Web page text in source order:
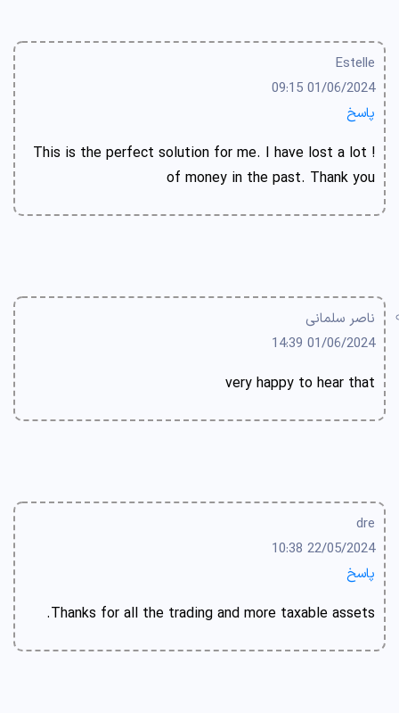
Estelle
01/06/2024 09:15
پاسخ
! This is the perfect solution for me. I have lost a lot
of money in the past. Thank you
ناصر سلمانی
01/06/2024 14:39
very happy to hear that
dre
22/05/2024 10:38
پاسخ
Thanks for all the trading and more taxable assets.